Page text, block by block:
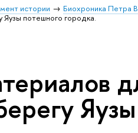
истории
Биохроника Петра
Яузы потешного городка.
Яузы